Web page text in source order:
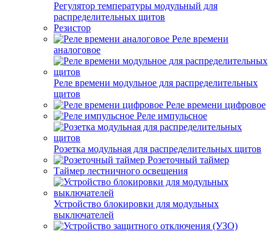
Регулятор температуры модульный для
распределительных щитов
Резистор
Реле времени
аналоговое
Реле времени модульное для распределительных
щитов
Реле времени цифровое
Реле импульсное
Розетка модульная для распределительных щитов
Розеточный таймер
Таймер лестничного освещения
Устройство блокировки для модульных
выключателей